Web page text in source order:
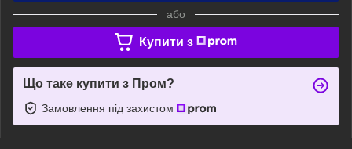
або
Купити з
Що таке купити з Пром?
Замовлення під захистом